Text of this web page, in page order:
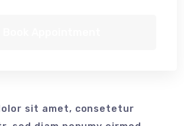
sit amet, consetetur